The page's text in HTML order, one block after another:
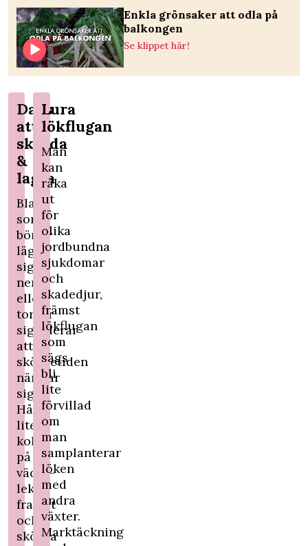
Enkla grönsaker att odla på
balkongen
Se klippet här!
Dags
att
skörda
&
lagra
Blast
som
börjar
lägga
sig
ner
eller
torkar
signalerar
att
skördetiden
närmar
sig.
Håll
lite
koll
på
väder-
leken
framåt
och
skörda
Lura
lökflugan
Man
kan
råka
ut
för
olika
jordbundna
sjukdomar
och
skadedjur,
främst
lökflugan
som
sägs
bli
lite
förvillad
om
man
samplanterar
löken
med
andra
växter.
Marktäckning